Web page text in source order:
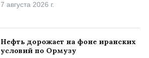
7 августа 2026 г.
Нефть дорожает на фоне иранских
условий по Ормузу